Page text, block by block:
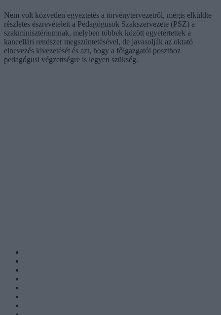
Nem volt közvetlen egyeztetés a törvénytervezetről, mégis elküldte
részletes észrevételeit a Pedagógusok Szakszervezete (PSZ) a
szakminisztériumnak, melyben többek között egyetértettek a
kancellári rendszer megszüntetésével, de javasolják az oktató
elnevezés kivezetését és azt, hogy a főigazgatói poszthoz
pedagógusi végzettségre is legyen szükség.